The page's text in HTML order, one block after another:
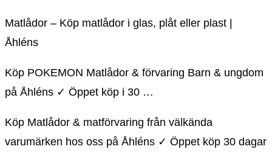
Matlådor – Köp matlådor i glas, plåt eller plast |
Åhléns
Köp POKEMON Matlådor & förvaring Barn & ungdom
på Åhléns ✓ Öppet köp i 30 …
Köp Matlådor & matförvaring från välkända
varumärken hos oss på Åhléns ✓ Öppet köp 30 dagar